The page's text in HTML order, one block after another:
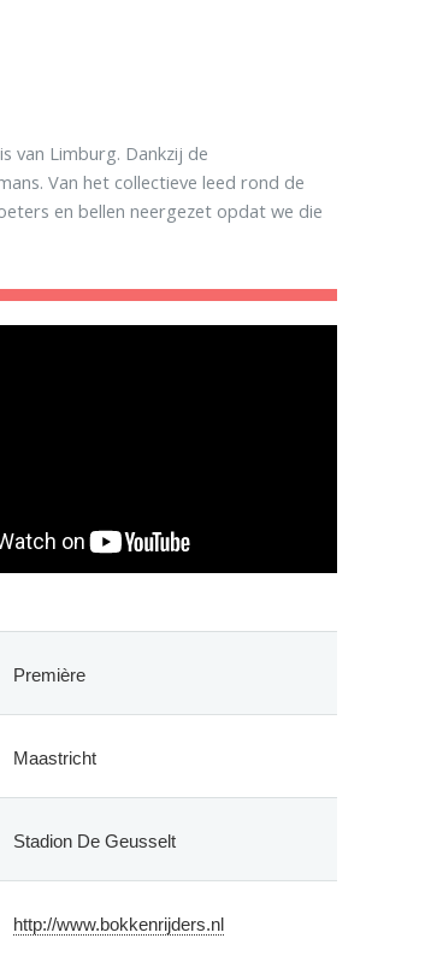
van Limburg. Dankzij de
Van het collectieve leed rond de
en bellen neergezet opdat we die
Première
Maastricht
Stadion De Geusselt
http://www.bokkenrijders.nl